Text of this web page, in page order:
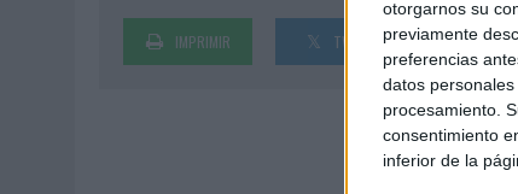
otorgarnos su
previamente
preferencias
datos
procesamiento.
consentimiento
inferior de la
IMPRIMIR TWEET